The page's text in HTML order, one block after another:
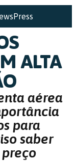
ALTA
aérea
para
saber